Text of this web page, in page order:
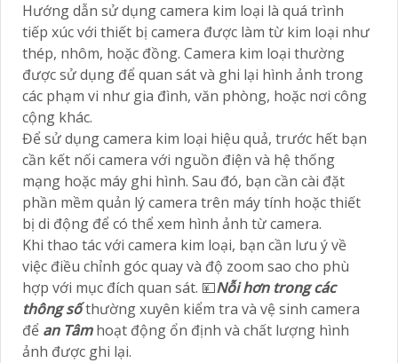
Hướng dẫn sử dụng camera kim loại là quá trình
tiếp xúc với thiết bị camera được làm từ kim loại như
thép, nhôm, hoặc đồng. Camera kim loại thường
được sử dụng để quan sát và ghi lại hình ảnh trong
các phạm vi như gia đình, văn phòng, hoặc nơi công
cộng khác.
Để sử dụng camera kim loại hiệu quả, trước hết bạn
cần kết nối camera với nguồn điện và hệ thống
mạng hoặc máy ghi hình. Sau đó, bạn cần cài đặt
phần mềm quản lý camera trên máy tính hoặc thiết
bị di động để có thể xem hình ảnh từ camera.
Khi thao tác với camera kim loại, bạn cần lưu ý về
việc điều chỉnh góc quay và độ zoom sao cho phù
hợp với mục đích quan sát. 💴Nỗi hơn trong các
thông sốthường xuyên kiểm tra và vệ sinh camera
để an Tâmhoạt động ổn định và chất lượng hình
ảnh được ghi lại.